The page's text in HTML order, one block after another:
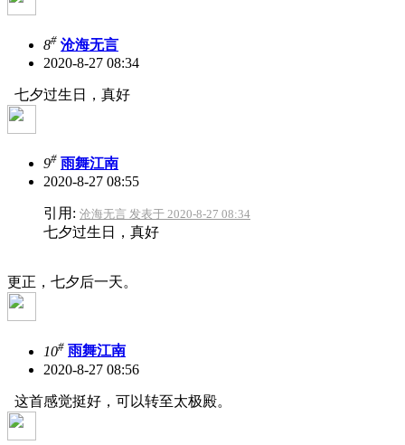
8# 沧海无言
2020-8-27 08:34
七夕过生日，真好
9# 雨舞江南
2020-8-27 08:55
引用: 沧海无言 发表于 2020-8-27 08:34
七夕过生日，真好
更正，七夕后一天。
10# 雨舞江南
2020-8-27 08:56
这首感觉挺好，可以转至太极殿。